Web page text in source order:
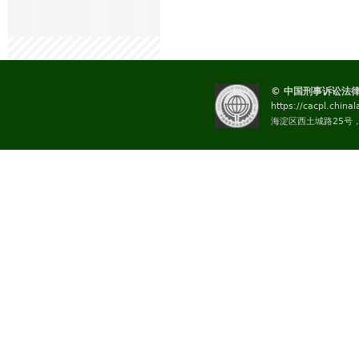
© 中国刑事诉讼法
https://
海淀区西土城路25号